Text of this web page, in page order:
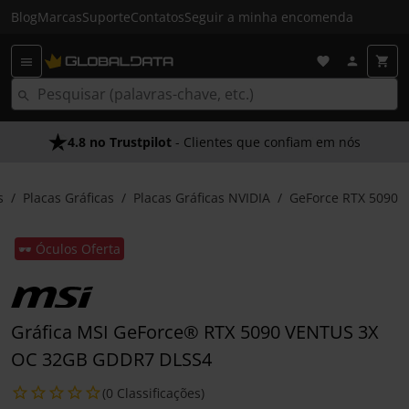
BlogMarcasSuporteContatosSeguir a minha encomenda
4.8 no Trustpilot - Clientes que confiam em nós
Placas Gráficas Placas Gráficas NVIDIA GeForce RTX 5090
🕶️ Óculos Oferta
Gráfica MSI GeForce® RTX 5090 VENTUS 3X
OC 32GB GDDR7 DLSS4
(0 Classificações)